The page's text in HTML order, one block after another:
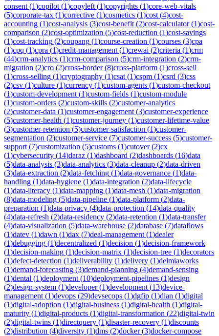
consent (1)copilot (1)copyleft (1)copyrights (1)core-web-vitals
(5)corporate-tax (1)corrective (1)cosmetics (1)cost (4)cost-
accounting (1)cost-analysis (3)cost-benefit (2)cost-calculator(1)cost-
comparison (2)cost-optimization (5)cost-reduction (1)cost-savings
(1)cost-tracking (2)coupang (1)course-creation (1)courses (3)cpa
(1)cpq (1)cpra (1)credit-management (1)crewai (2)criteria (1)crm
(44)crm-analytics (1)crm-comparison (5)crm-integration (2)crm-
migration (2)cro (2)cross-border(8)cross-platform (1)cross-sell
(1)cross-selling (1)cryptography (1)csat (1)cspm (1)csrd (3)css
(2)csv (1)culture (1)currency (1)custom-agents (1)custom-checkout
(1)custom-development (1)custom-fields (1)custom-module
(1)custom-orders (2)custom-skills (2)customer-analytics
(2)customer-data (1)customer-engagement (3)customer-experience
(5)customer-health (1)customer-journey (1)customer-lifetime-value
(3)customer-retention (5)customer-satisfaction (1)customer-
segmentation (2)customer-service (7)customer-success (5)customer-
support (7)customization (5)customs (1)cutover(2)cx
(1)cybersecurity (14)daraz (1)dashboard (2)dashboards (16)data
(5)data-analysis (3)data-analytics (3)data-cleanup (2)data-driven
(3)data-extraction (2)data-fetching (1)data-governance (1)data-
handling (1)data-hygiene (1)data-integration (2)data-lifecycle
(1)data-literacy (1)data-mapping (1)data-mesh (1)data-migration
(8)data-modeling (5)data-pipeline (1)data-platform (2)data-
preparation (1)data-privacy (4)data-protection (14)data-quality
(4)data-refresh (2)data-residency (2)data-retention (1)data-transfer
(4)data-visualization (5)data-warehouse (2)database (7)dataflows
(1)datev (1)dawn (1)dax (7)deal-management (1)dealer
(1)debugging (1)decentralized (1)decision (1)decision-framework
(1)decision-making (1)decision-matrix (1)decision-tree (1)decorators
(1)defect-detection (1)deliverability (1)delivery (1)delmiaworks
(1)demand-forecasting (3)demand-planning (4)demand-sensing
(1)dental (1)deployment (10)deployment-pipelines (1)design
(2)design-system (1)developer(1)development (13)device-
management (1)devops (29)devsecops (1)dgfip (1)dian (1)digital
(1)digital-adoption (1)digital-business (1)digital-health (1)digital-
maturity (1)digital-products (1)digital-transformation (22)digital-twin
(2)digital-twins (1)directquery (1)disaster-recovery (1)discounts
(2)distribution (4)diversity (1)dms (2)docker(3)docker-compose